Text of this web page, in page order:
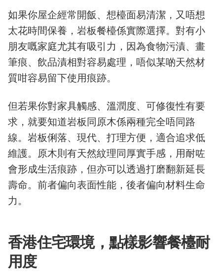
如果你屋企經常開飯、想檯面易清潔，又唔想
太花時間保養，岩板餐檯係實際選擇。對有小
朋友嘅家庭尤其有吸引力，因為食物污漬、畫
筆痕、飲品漬相對容易處理，唔似某啲天然材
質咁容易留下使用痕跡。
但若果你對家具觸感、溫潤度、可修復性有要
求，就要知道岩板同原木係兩種完全唔同路
線。岩板俐落、現代、打理方便，適合追求低
維護。原木則有天然紋理同厚實手感，用耐咗
會形成生活痕跡，但亦可以透過打磨翻新延長
壽命。前者偏向表面性能，後者偏向材料生命
力。
香港住宅環境，點樣影響餐檯耐
用度